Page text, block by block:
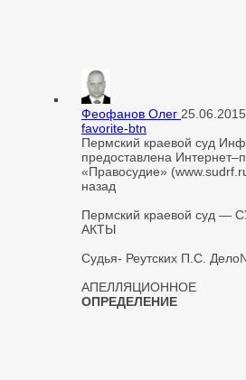
Феофанов Олег 25.06.2015
favorite-btn
Пермский краевой суд
предоставлена
«Правосудие»
назад
Пермский краевой суд —
АКТЫ
Судья- Реутских П.С.
АПЕЛЛЯЦИОННОЕ
ОПРЕДЕЛЕНИЕ